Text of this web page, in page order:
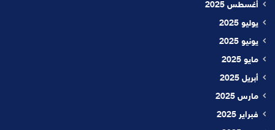
أغسطس 2025
يوليو 2025
يونيو 2025
مايو 2025
أبريل 2025
مارس 2025
فبراير 2025